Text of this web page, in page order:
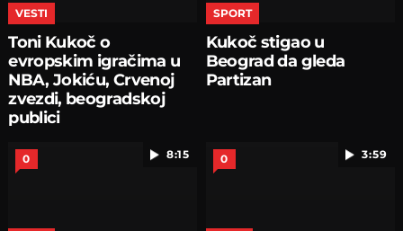
VESTI
Toni Kukoč o
evropskim igračima u
NBA, Jokiću, Crvenoj
zvezdi, beogradskoj
publici
SPORT
Kukoč stigao u
Beograd da gleda
Partizan
8:15
0 3:59
0